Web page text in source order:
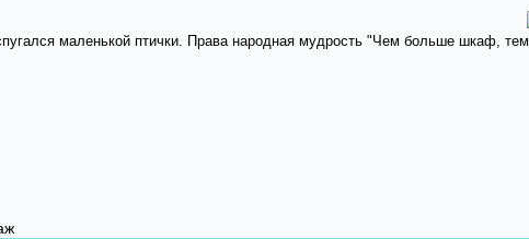
маленькой птички. Права народная мудрость "Чем больше шкаф, тем